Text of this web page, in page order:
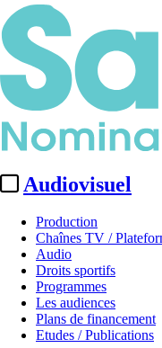
Audiovisuel
Production
Chaînes TV /
Audio
Droits sportifs
Programmes
Les audiences
Plans de financement
Etudes / Publications